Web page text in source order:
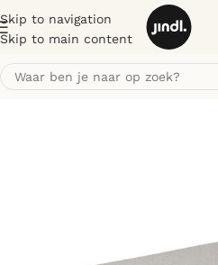
Skip to navigation
Skip to main content